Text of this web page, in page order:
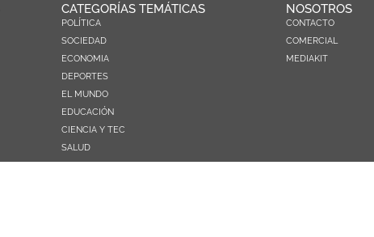
CATEGORÍAS TEMÁTICAS
POLÍTICA
SOCIEDAD
ECONOMIA
DEPORTES
EL MUNDO
EDUCACIÓN
CIENCIA Y TEC
SALUD
TURISMO
NOSOTROS
CONTACTO
COMERCIAL
MEDIAKIT